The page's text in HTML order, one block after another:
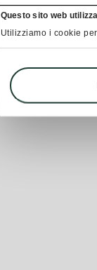
Questo sito web
Utilizziamo i cookie